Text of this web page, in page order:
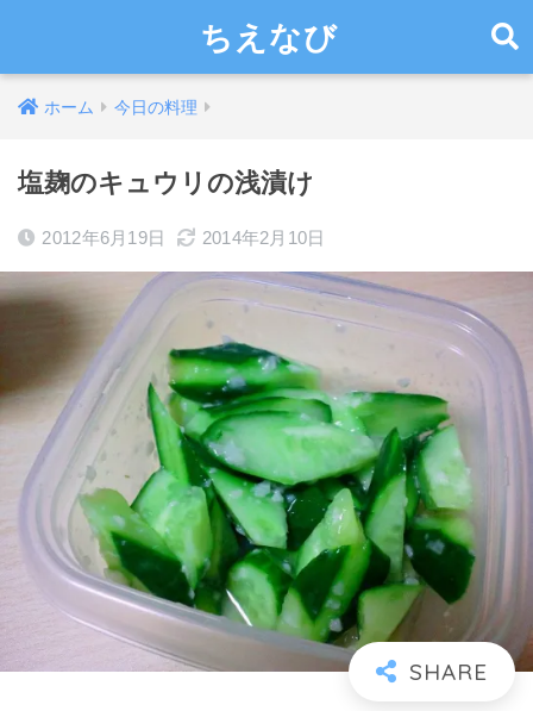
ちえなび
ホーム 今日の料理
塩麹のキュウリの浅漬け
2012年6月19日 2014年2月10日